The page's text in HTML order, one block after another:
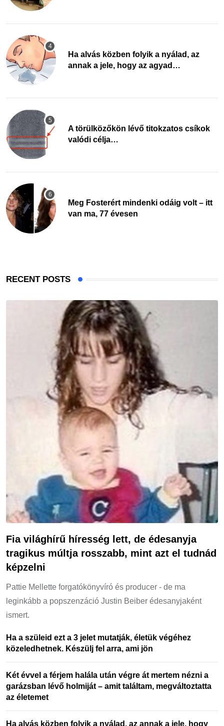
Ha alvás közben folyik a nyálad, az
annak a jele, hogy az agyad…
A törülközőkön lévő titokzatos csíkok
valódi célja…
Meg Fosterért mindenki odáig volt – itt
van ma, 77 évesen
RECENT POSTS
Fia világhírű híresség lett, de édesanyja
tragikus múltja rosszabb, mint azt el tudnád
képzelni
Pattie Mellette forgatókönyvíró és producer - de ma
leginkább a popszenzáció Justin Beiber édesanyjaként
ismert.
Ha a szüleid ezt a 3 jelet mutatják, életük végéhez
közeledhetnek. Készülj fel arra, ami jön
Két évvel a férjem halála után végre át mertem nézni a
garázsban lévő holmiját – amit találtam, megváltoztatta
az életemet
Ha alvás közben folyik a nyálad, az annak a jele, hogy